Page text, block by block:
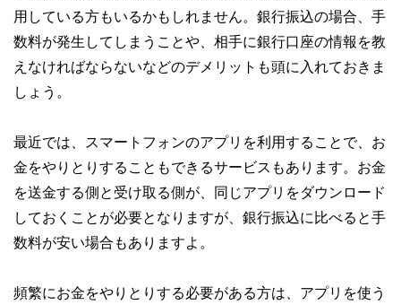
用している方もいるかもしれません。銀行振込の場合、手
数料が発生してしまうことや、相手に銀行口座の情報を教
えなければならないなどのデメリットも頭に入れておきま
しょう。
最近では、スマートフォンのアプリを利用することで、お
金をやりとりすることもできるサービスもあります。お金
を送金する側と受け取る側が、同じアプリをダウンロード
しておくことが必要となりますが、銀行振込に比べると手
数料が安い場合もありますよ。
頻繁にお金をやりとりする必要がある方は、アプリを使う